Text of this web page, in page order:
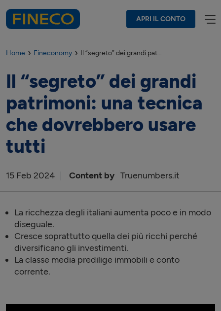
APRI IL CONTO
Home Fineconomy Il “segreto” dei grandi patrimoni: una tecnica che dovrebbero usare tutti
Il “segreto” dei grandi
patrimoni: una tecnica
che dovrebbero usare
tutti
15 Feb 2024 Content by Truenumbers.it
La ricchezza degli italiani aumenta poco e in modo
diseguale.
Cresce soprattutto quella dei più ricchi perché
diversificano gli investimenti.
La classe media predilige immobili e conto
corrente.